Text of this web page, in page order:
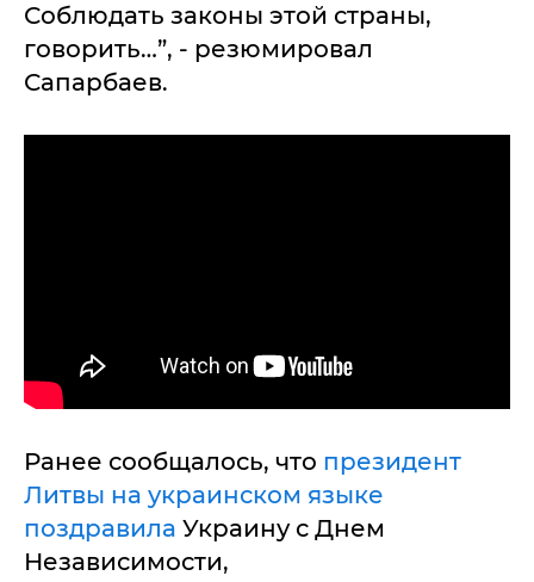
Соблюдать законы этой страны,
говорить…”, - резюмировал
Сапарбаев.
Ранее сообщалось, что президент
Литвы на украинском языке
поздравила Украину с Днем
Независимости,